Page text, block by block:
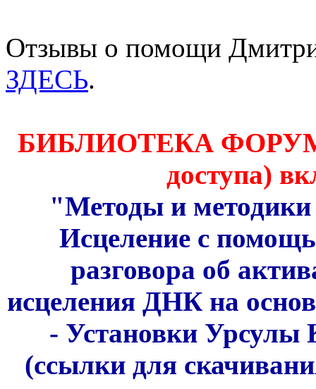
Отзывы о помощи
ЗДЕСЬ.
БИБЛИОТЕКА ФОРУМА
доступа)
"Методы и
Исцеление с
разговора об
исцеления ДНК на
- Установки Урсулы
(ссылки для